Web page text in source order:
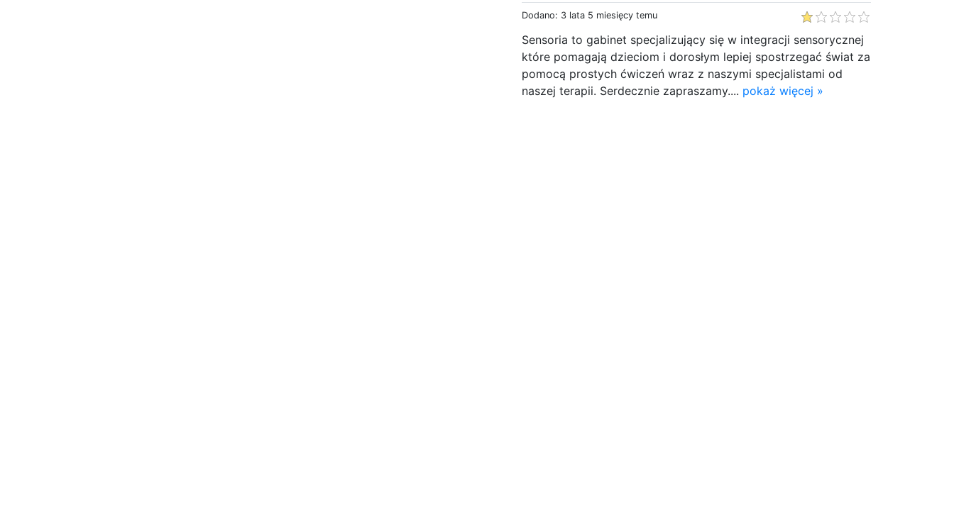
Dodano: 3 lata 5 miesięcy temu
Sensoria to gabinet specjalizujący się w integracji sensorycznej
które pomagają dzieciom i dorosłym lepiej spostrzegać świat za
pomocą prostych ćwiczeń wraz z naszymi specjalistami od
naszej terapii. Serdecznie zapraszamy.... pokaż więcej »